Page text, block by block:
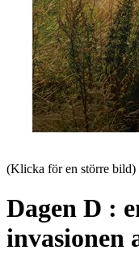
(Klicka för en större bild)
Dagen D :
invasionen